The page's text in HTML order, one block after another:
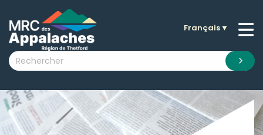
submenu (La MRC )
submenu (Citoyens )
submenu (Visiteurs )
submenu (Nouvelles )
Français▼